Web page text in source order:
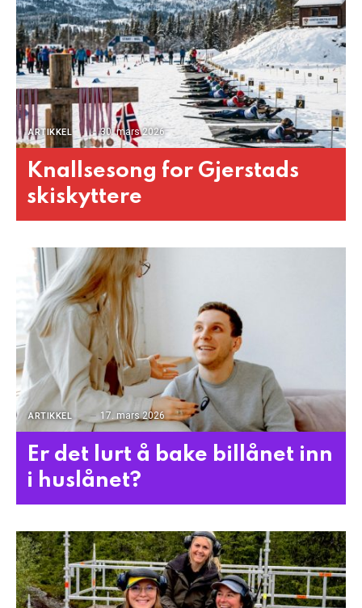
ARTIKKEL 30. mars 2026
Knallsesong for Gjerstads
skiskyttere
ARTIKKEL 17. mars 2026
Er det lurt å bake billånet inn
i huslånet?